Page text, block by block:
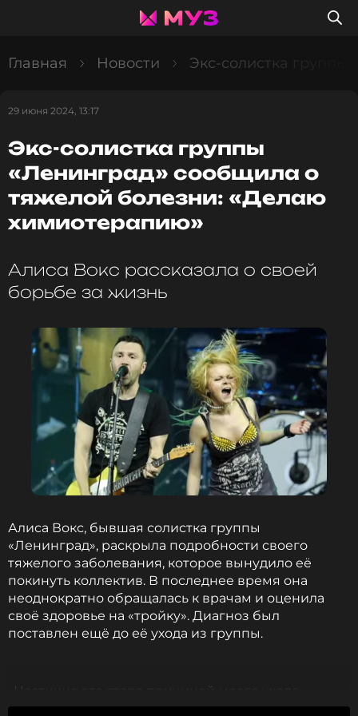
Главная Новости Экс-солистка
29 июня 2024, 13:17
Экс-солистка группы
«Ленинград» сообщила о
тяжелой болезни: «Делаю
химиотерапию»
Алиса Вокс рассказала о своей
борьбе за жизнь
Алиса Вокс, бывшая солистка группы
«Ленинград», раскрыла подробности своего
тяжелого заболевания, которое вынудило её
покинуть коллектив. В последнее время она
неоднократно обращалась к врачам и оценила
своё здоровье на «тройку». Диагноз был
поставлен ещё до её ухода из группы.
«Частично это стало причиной моего ухода.
Шнуров об этом знает. Не по женской части. По